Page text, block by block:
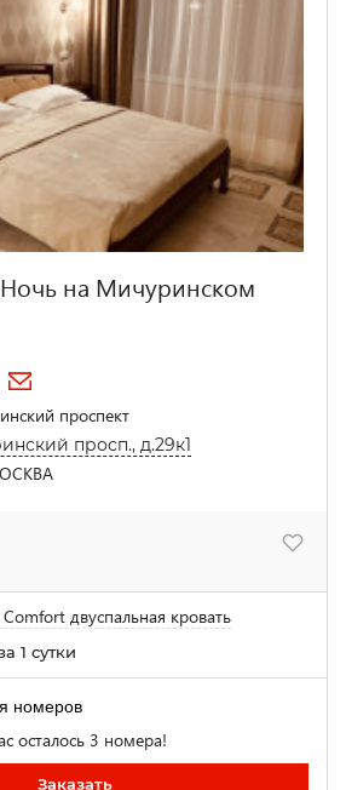
на Мичуринском
проспект
просп., д.29к1
двуспальная кровать
1 сутки
номеров
осталось 3 номера!
Заказать